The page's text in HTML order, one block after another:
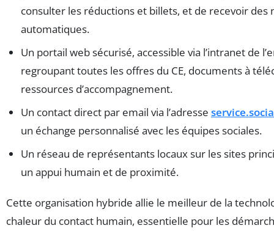
consulter les réductions et billets, et de recevoir des
automatiques.
Un portail web sécurisé, accessible via l’intranet de
regroupant toutes les offres du CE, documents à
ressources d’accompagnement.
Un contact direct par email via l’adresse
un échange personnalisé avec les équipes sociales.
Un réseau de représentants locaux sur les sites
un appui humain et de proximité.
Cette organisation hybride allie le meilleur de la
chaleur du contact humain, essentielle pour les